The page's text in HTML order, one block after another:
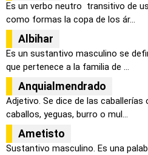
Es un verbo neutro transitivo de
como formas la copa de los ár...
Albihar
Es un sustantivo masculino se
que pertenece a la familia de ...
Anquialmendrado
Adjetivo. Se dice de las
caballos, yeguas, burro o mul...
Ametisto
Sustantivo masculino. Es una